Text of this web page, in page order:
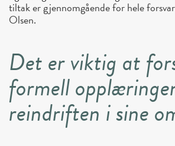
tiltak er gjennomgående for hele
Olsen.
Det er viktig at
formell
reindriften i sine